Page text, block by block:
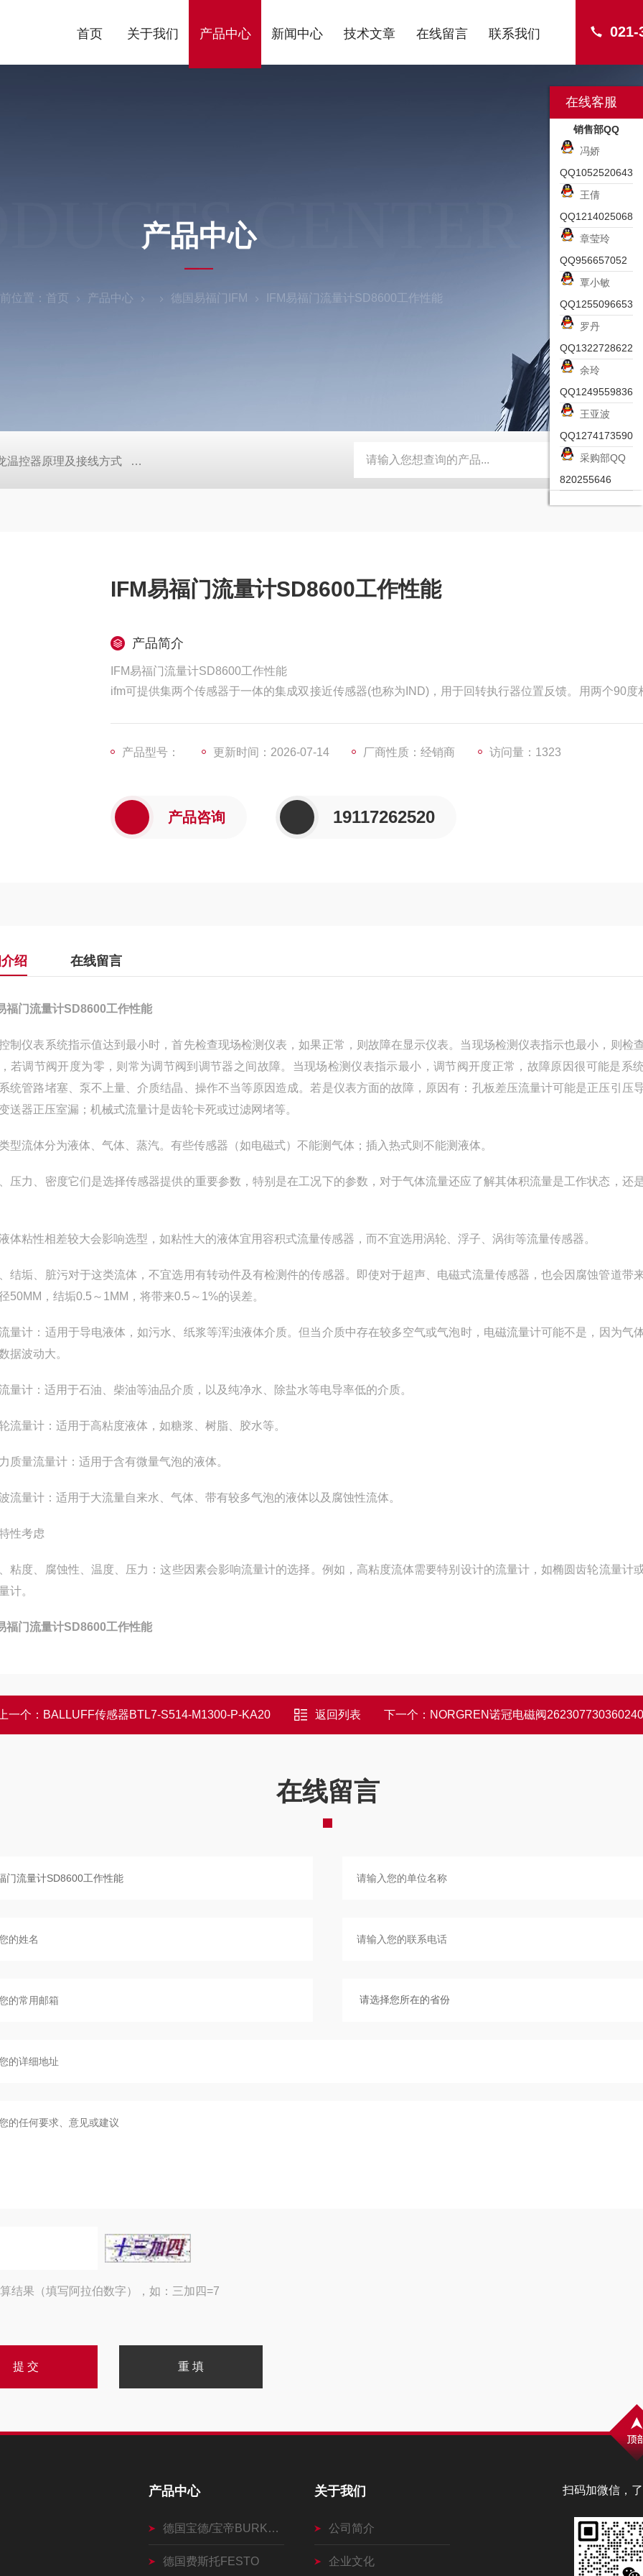
021-
首页 关于我们 产品中心 新闻中心 技术文章 在线留言 联系我们
CENTER
产品中心
位置： 首页 产品中心 德国易福门IFM IFM易福门流量计SD8600工作性能
温控器原理及接线方式 日本SMC真空压力开关的中文资料ZK2-ZSEA-A *皮尔兹PILZ安全激光扫描仪 RZMO-TER-
IFM易福门流量计SD8600工作性能
产品简介
IFM易福门流量计SD8600工作性能
ifm可提供集两个传感器于一体的集成双接近传感器(也称为IND)，用于回转执行器位置反馈。用两个90度
可以通过一个按钮进行设定
产品型号： 更新时间：2026-07-14 厂商性质：经销商 访问量：1323
产品咨询 19117262520
绍 在线留言
福门流量计SD8600工作性能
制仪表系统指示值达到最小时，首先检查现场检测仪表，如果正常，则故障在显示仪表。当现场检测仪表指示也最小，则检
若调节阀开度为零，则常为调节阀到调节器之间故障。当现场检测仪表指示最小，调节阀开度正常，故障原因很可能是系
统管路堵塞、泵不上量、介质结晶、操作不当等原因造成。若是仪表方面的故障，原因有：孔板差压流量计可能是正压引压
送器正压室漏；机械式流量计是齿轮卡死或过滤网堵等。
型流体分为液体、气体、蒸汽。有些传感器（如电磁式）不能测气体；插入热式则不能测液体。
压力、密度它们是选择传感器提供的重要参数，特别是在工况下的参数，对于气体流量还应了解其体积流量是工作状态，还
体粘性相差较大会影响选型，如粘性大的液体宜用容积式流量传感器，而不宜选用涡轮、浮子、涡街等流量传感器。
结垢、脏污对于这类流体，不宜选用有转动件及有检测件的传感器。即使对于超声、电磁式流量传感器，也会因腐蚀管道带
50MM，结垢0.5～1MM，将带来0.5～1%的误差。
量计‌：适用于导电液体，如污水、纸浆等浑浊液体介质。但当介质中存在较多空气或气泡时，电磁流量计可能不是，因为气
据波动大‌。
量计‌：适用于石油、柴油等油品介质，以及纯净水、除盐水等电导率低的介质‌。
流量计‌：适用于高粘度液体，如糖浆、树脂、胶水等‌。
质量流量计‌：适用于含有微量气泡的液体‌。
流量计‌：适用于大流量自来水、气体、带有较多气泡的液体以及腐蚀性流体‌。
性考虑
粘度、腐蚀性、温度、压力‌：这些因素会影响流量计的选择。例如，高粘度流体需要特别设计的流量计，如椭圆齿轮流量计
计‌。
福门流量计SD8600工作性能
一个： BALLUFF传感器BTL7-S514-M1300-P-KA20 返回列表 下一个： NORGREN诺冠电磁阀2623077303602400作用
在线留言
结果（填写阿拉伯数字），如：三加四=7
扫码加微信，
产品中心
德国宝德/宝帝BURKERT
德国费斯托FESTO
关于我们
公司简介
企业文化
在线客服
销售部QQ
冯娇
QQ1052520643
王倩
QQ1214025068
章莹玲
QQ956657052
覃小敏
QQ1255096653
罗丹
QQ1322728622
余玲
QQ1249559836
王亚波
QQ1274173590
采购部QQ
820255646